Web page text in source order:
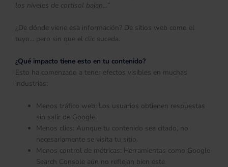
los niveles de cortisol bajan…”
¿De dónde viene esa información? De sitios web como el
tuyo… pero sin que el clic suceda.
¿Qué impacto tiene esto en tu contenido?
Esto ha comenzado a tener efectos visibles en muchas
industrias:
Menos tráfico web: Los usuarios obtienen respuestas
sin salir de Google.
Menos clics: Aunque tu contenido sea citado, no
necesariamente se visita tu sitio.
Menos control de métricas: Herramientas como Google
Search Console aún no reflejan bien este